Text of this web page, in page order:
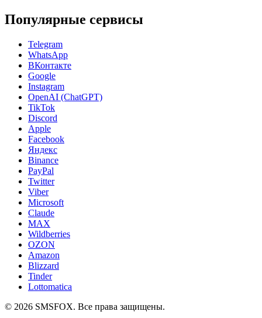
Популярные сервисы
Telegram
WhatsApp
ВКонтакте
Google
Instagram
OpenAI (ChatGPT)
TikTok
Discord
Apple
Facebook
Яндекс
Binance
PayPal
Twitter
Viber
Microsoft
Claude
MAX
Wildberries
OZON
Amazon
Blizzard
Tinder
Lottomatica
© 2026 SMSFOX. Все права защищены.